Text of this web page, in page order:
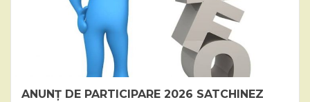
ANUNȚ DE PARTICIPARE 2026 SATCHINEZ